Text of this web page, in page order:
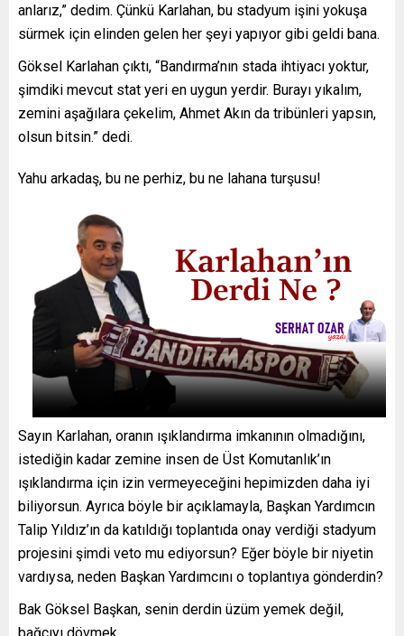
anlarız,” dedim. Çünkü Karlahan, bu stadyum işini yokuşa
sürmek için elinden gelen her şeyi yapıyor gibi geldi bana.
Göksel Karlahan çıktı, “Bandırma’nın stada ihtiyacı yoktur,
şimdiki mevcut stat yeri en uygun yerdir. Burayı yıkalım,
zemini aşağılara çekelim, Ahmet Akın da tribünleri yapsın,
olsun bitsin.” dedi.
Yahu arkadaş, bu ne perhiz, bu ne lahana turşusu!
Sayın Karlahan, oranın ışıklandırma imkanının olmadığını,
istediğin kadar zemine insen de Üst Komutanlık’ın
ışıklandırma için izin vermeyeceğini hepimizden daha iyi
biliyorsun. Ayrıca böyle bir açıklamayla, Başkan Yardımcın
Talip Yıldız’ın da katıldığı toplantıda onay verdiği stadyum
projesini şimdi veto mu ediyorsun? Eğer böyle bir niyetin
vardıysa, neden Başkan Yardımcını o toplantıya gönderdin?
Bak Göksel Başkan, senin derdin üzüm yemek değil,